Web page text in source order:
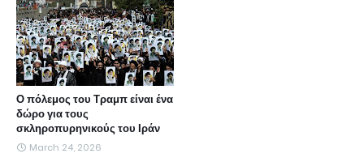
Ο πόλεμος του Τραμπ είναι ένα
δώρο για τους
σκληροπυρηνικούς του Ιράν
March 24, 2026